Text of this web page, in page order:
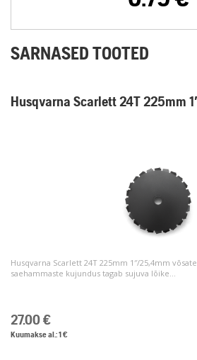
SARNASED TOOTED
Husqvarna Scarlett 24T 225mm
Husqvarna Scarlett 24T 225mm 1″/25,4mm
saehammaste kujundus tagab sujuva lõike...
27.00 €
Kuumakse al.: 1 €